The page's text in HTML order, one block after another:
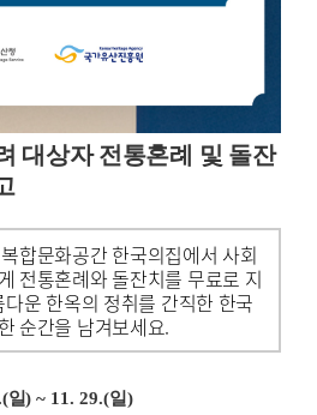
대상자 전통혼례 및 돌잔
합문화공간 한국의집에서 사회
전통혼례와 돌잔치를 무료로 지
운 한옥의 정취를 간직한 한국
순간을 남겨보세요.
일) ~ 11. 29.(일)